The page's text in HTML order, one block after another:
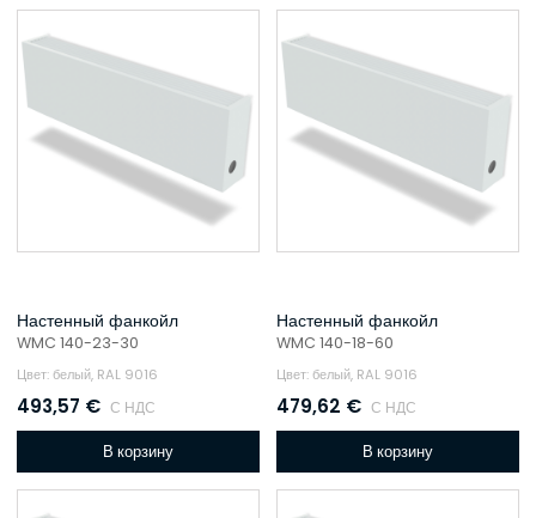
Настенный фанкойл
WMC 140-23-30
Цвет: белый, RAL 9016
493,57 € С НДС
В корзину
Настенный фанкойл
WMC 140-18-60
Цвет: белый, RAL 9016
479,62 € С НДС
В корзину